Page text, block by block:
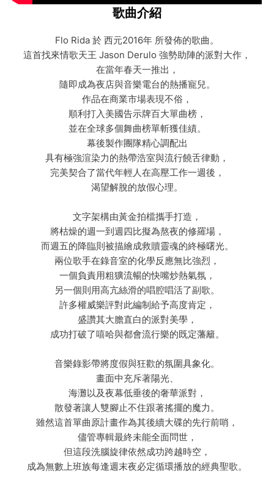
歌曲介紹
Flo Rida 於 西元2016年 所發佈的歌曲。
這首找來情歌天王 Jason Derulo 強勢助陣的派對大作，
在當年春天一推出，
隨即成為夜店與音樂電台的熱播寵兒。
作品在商業市場表現不俗，
順利打入美國告示牌百大單曲榜，
並在全球多個舞曲榜單斬獲佳績。
幕後製作團隊精心調配出
具有極強渲染力的熱帶浩室與流行饒舌律動，
完美契合了當代年輕人在高壓工作一週後，
渴望解脫的放假心理。
文字架構由黃金拍檔攜手打造，
將枯燥的週一到週四比擬為熬夜的修羅場，
而週五的降臨則被描繪成救贖靈魂的終極曙光。
兩位歌手在錄音室的化學反應無比強烈，
一個負責用粗獷流暢的快嘴炒熱氣氛，
另一個則用高亢絲滑的唱腔唱活了副歌。
許多權威樂評對此編制給予高度肯定，
盛讚其大膽直白的派對美學，
成功打破了嘻哈與都會流行樂的既定藩籬。
音樂錄影帶將度假與狂歡的氛圍具象化。
畫面中充斥著陽光、
海灘以及夜幕低垂後的奢華派對，
散發著讓人雙腳止不住跟著搖擺的魔力。
雖然這首單曲原計畫作為其後續大碟的先行前哨，
儘管專輯最終未能全面問世，
但這段洗腦旋律依然成功跨越時空，
成為無數上班族每逢週末夜必定循環播放的經典聖歌。